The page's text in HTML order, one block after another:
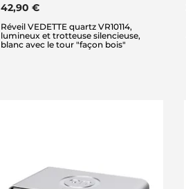
42,90 €
Réveil VEDETTE quartz VR10114,
lumineux et trotteuse silencieuse,
blanc avec le tour "façon bois"